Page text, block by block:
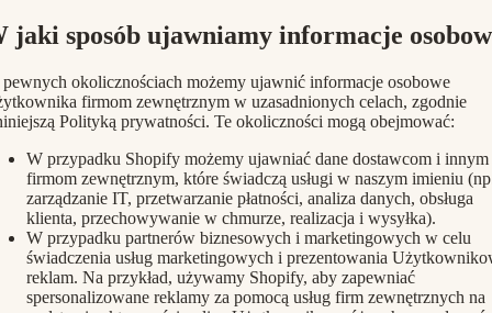
jaki sposób ujawniamy informacje
okolicznościach możemy ujawnić informacje osobowe
firmom zewnętrznym w uzasadnionych celach, zgodnie
Polityką prywatności. Te okoliczności mogą obejmować:
W przypadku Shopify możemy ujawniać dane dostawcom i innym
firmom zewnętrznym, które świadczą usługi w naszym imieniu
zarządzanie IT, przetwarzanie płatności, analiza danych, obsługa
klienta, przechowywanie w chmurze, realizacja i wysyłka).
W przypadku partnerów biznesowych i marketingowych w celu
świadczenia usług marketingowych i prezentowania
reklam. Na przykład, używamy Shopify, aby zapewniać
spersonalizowane reklamy za pomocą usług firm zewnętrznych na